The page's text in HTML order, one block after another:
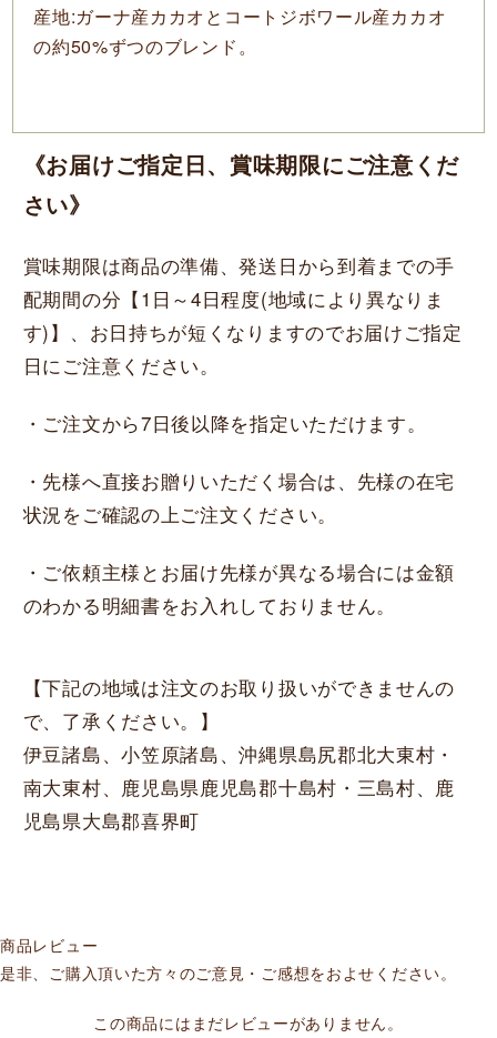
産地:ガーナ産カカオとコートジボワール産カカオ
の約50%ずつのブレンド。
《お届けご指定日、賞味期限にご注意くだ
さい》
賞味期限は商品の準備、発送日から到着までの手
配期間の分【1日～4日程度(地域により異なりま
す)】、お日持ちが短くなりますのでお届けご指定
日にご注意ください。
・ご注文から7日後以降を指定いただけます。
・先様へ直接お贈りいただく場合は、先様の在宅
状況をご確認の上ご注文ください。
・ご依頼主様とお届け先様が異なる場合には金額
のわかる明細書をお入れしておりません。
【下記の地域は注文のお取り扱いができませんの
で、了承ください。】
伊豆諸島、小笠原諸島、沖縄県島尻郡北大東村・
南大東村、鹿児島県鹿児島郡十島村・三島村、鹿
児島県大島郡喜界町
商品レビュー
是非、ご購入頂いた方々のご意見・ご感想をおよせください。
この商品にはまだレビューがありません。